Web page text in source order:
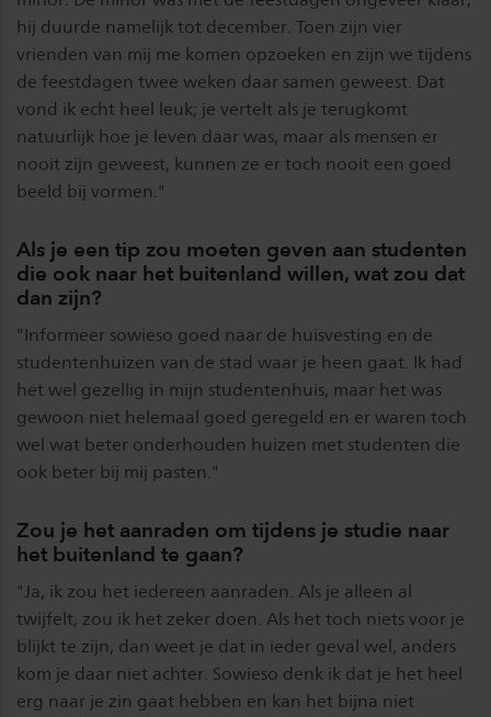
hij duurde namelijk tot december. Toen zijn vier
vrienden van mij me komen opzoeken en zijn we tijdens
de feestdagen twee weken daar samen geweest. Dat
vond ik echt heel leuk; je vertelt als je terugkomt
natuurlijk hoe je leven daar was, maar als mensen er
nooit zijn geweest, kunnen ze er toch nooit een goed
beeld bij vormen."
Als je een tip zou moeten geven aan studenten
die ook naar het buitenland willen, wat zou dat
dan zijn?
"Informeer sowieso goed naar de huisvesting en de
studentenhuizen van de stad waar je heen gaat. Ik had
het wel gezellig in mijn studentenhuis, maar het was
gewoon niet helemaal goed geregeld en er waren toch
wel wat beter onderhouden huizen met studenten die
ook beter bij mij pasten."
Zou je het aanraden om tijdens je studie naar
het buitenland te gaan?
"Ja, ik zou het iedereen aanraden. Als je alleen al
twijfelt, zou ik het zeker doen. Als het toch niets voor je
blijkt te zijn, dan weet je dat in ieder geval wel, anders
kom je daar niet achter. Sowieso denk ik dat je het heel
erg naar je zin gaat hebben en kan het bijna niet